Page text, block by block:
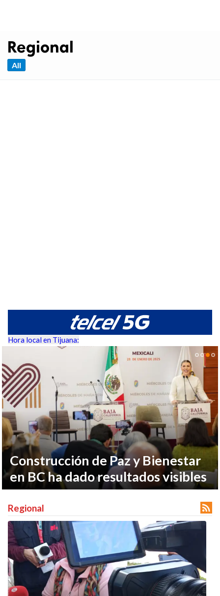
Regional
All
Hora local en Tijuana:
Construcción de Paz y Bienestar
en BC ha dado resultados visibles
Regional 